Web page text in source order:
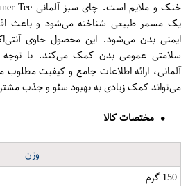
یک مسمر طبیعی شناخته می‌شود و باعث
ایمنی بدن می‌شود. این محصول حاوی
سلامتی عمومی بدن کمک می‌کند. با توجه
آلمانی، ارائه اطلاعات جامع و کیفیت
می‌تواند کمک زیادی به بهبود سئو و جذب
مختصات کالا
وزن
150 گرم